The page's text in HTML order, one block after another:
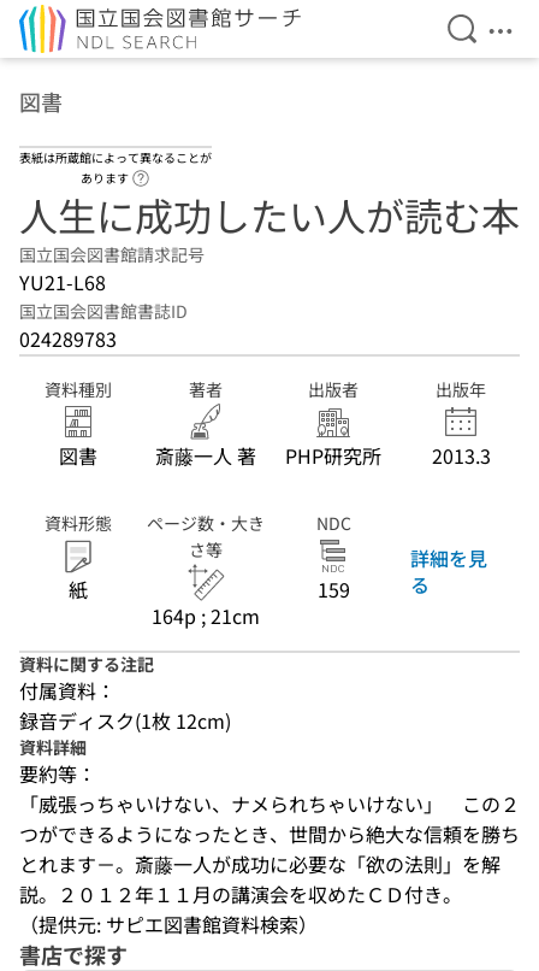
検索を
メ
図書
表紙は所蔵館によって異なることが
あります
人生に成功したい人が読む本
国立国会図書館請求記号
YU21-L68
国立国会図書館書誌ID
024289783
資料種別
図書
著者
斎藤一人 著
出版者
PHP研究所
出版年
2013.3
資料形態
紙
ページ数・大き
さ等
164p ; 21cm
NDC
159
詳細を見
る
資料に関する注記
付属資料：
録音ディスク(1枚 12cm)
資料詳細
要約等：
「威張っちゃいけない、ナメられちゃいけない」　この２
つができるようになったとき、世間から絶大な信頼を勝ち
とれます－。斎藤一人が成功に必要な「欲の法則」を解
説。２０１２年１１月の講演会を収めたＣＤ付き。
（提供元: サピエ図書館資料検索）
書店で探す